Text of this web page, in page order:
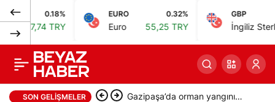
0.18%
TRY
EURO
Euro 55,25 TRY
GBP
İngiliz Sterlini
SON GELIŞMELER Gazipaşa’da orman yangını
Katar ve Rusya
dışişleri bakanları
bölgesel gelişmeleri
0 Paylaş